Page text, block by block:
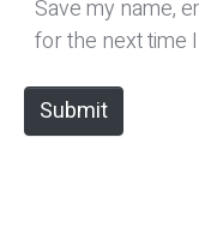
Save my name,
for the next time
Submit